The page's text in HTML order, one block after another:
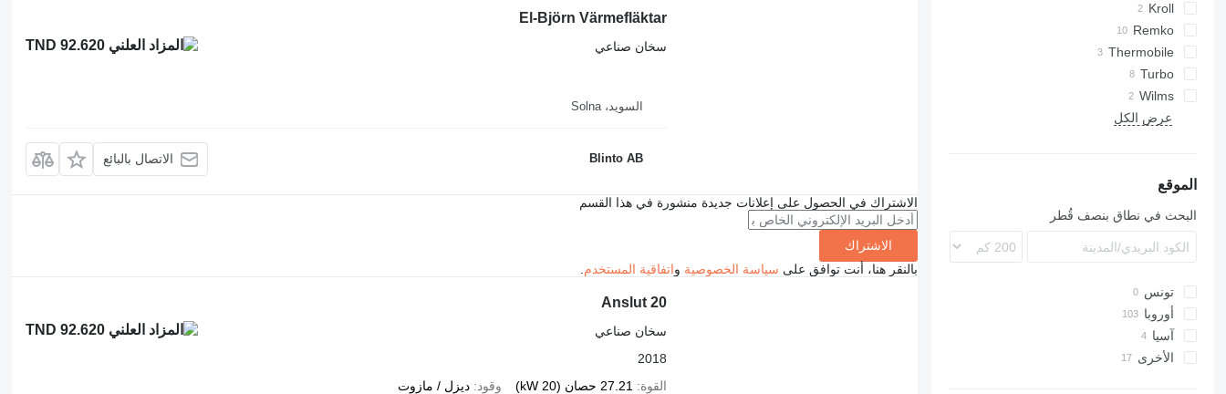
TF
VF
Kroll
Remko
AMT
DZ
Thermobile
Turbo
HX
Wilms
عرض الكل
الموقع
البحث في نطاق بنصف قُطر
تونس
أوروبا
ألمانيا
آسيا
أوزبكستان
الأخرى
El-Björn Värmefläktar
TND 92.620
سخان صناعي
السويد، Solna
Blinto AB الاتصال بالبائع
الاشتراك في الحصول على إعلانات جديدة منشورة في هذا القسم
الاشتراك
بالنقر هنا، أنت توافق على سياسة الخصوصية واتفاقية المستخدم
Anslut 20
TND 92.620
سخان صناعي
2018
القوة
27.21 حصان (20 kW) وقود ديزل / مازوت